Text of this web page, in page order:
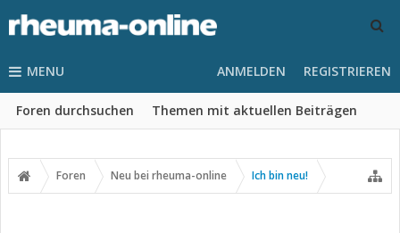
MENU
Foren durchsuchen Themen mit aktuellen Beiträgen
ANMELDEN REGISTRIEREN
Foren Neu bei rheuma-online Ich bin neu!